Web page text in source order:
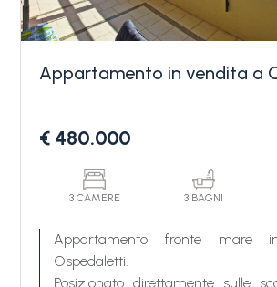
Appartamento in vendita a
€ 480.000
3 CAMERE 3 BAGNI
Appartamento fronte mare
Ospedaletti.
Posizionato direttamente sulle